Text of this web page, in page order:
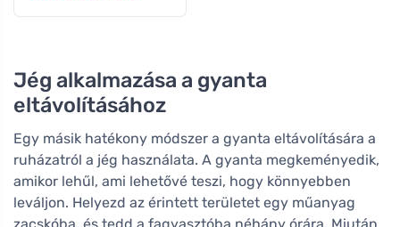
Jég alkalmazása a gyanta
eltávolításához
Egy másik hatékony módszer a gyanta eltávolítására a
ruházatról a jég használata. A gyanta megkeményedik,
amikor lehűl, ami lehetővé teszi, hogy könnyebben
leváljon. Helyezd az érintett területet egy műanyag
zacskóba, és tedd a fagyasztóba néhány órára. Miután